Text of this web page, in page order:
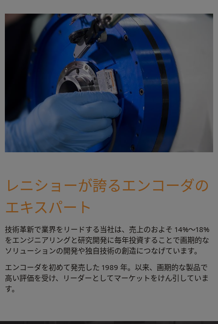
レニショーが誇るエンコーダの
エキスパート
技術革新で業界をリードする当社は、売上のおよそ 14%～18%
をエンジニアリングと研究開発に毎年投資することで画期的な
ソリューションの開発や独自技術の創造につなげています。
エンコーダを初めて発売した 1989 年。以来、画期的な製品で
高い評価を受け、リーダーとしてマーケットをけん引していま
す。